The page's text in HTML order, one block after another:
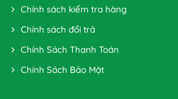
Chính sách kiểm tra hàng
Chính sách đổi trả
Chính Sách Thanh Toán
Chính Sách Bảo Mật